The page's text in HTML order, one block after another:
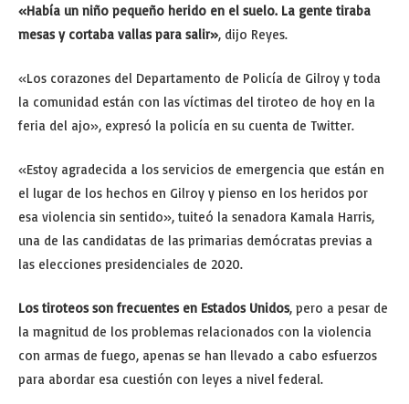
«Había un niño pequeño herido en el suelo. La gente tiraba
mesas y cortaba vallas para salir», dijo Reyes.
«Los corazones del Departamento de Policía de Gilroy y toda
la comunidad están con las víctimas del tiroteo de hoy en la
feria del ajo», expresó la policía en su cuenta de Twitter.
«Estoy agradecida a los servicios de emergencia que están en
el lugar de los hechos en Gilroy y pienso en los heridos por
esa violencia sin sentido», tuiteó la senadora Kamala Harris,
una de las candidatas de las primarias demócratas previas a
las elecciones presidenciales de 2020.
Los tiroteos son frecuentes en Estados Unidos, pero a pesar de
la magnitud de los problemas relacionados con la violencia
con armas de fuego, apenas se han llevado a cabo esfuerzos
para abordar esa cuestión con leyes a nivel federal.